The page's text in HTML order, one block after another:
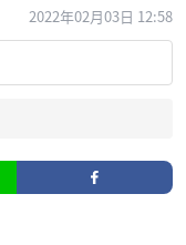
2022年02月03日 12:58